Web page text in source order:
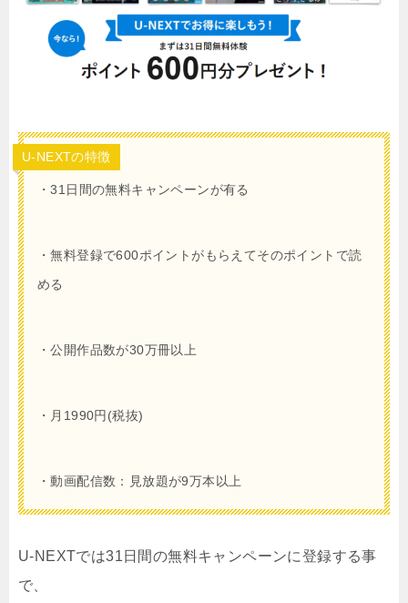
U-NEXTの特徴
・31日間の無料キャンペーンが有る
・無料登録で600ポイントがもらえてそのポイントで読
める
・公開作品数が30万冊以上
・月1990円(税抜)
・動画配信数：見放題が9万本以上
U-NEXTでは31日間の無料キャンペーンに登録する事
で、